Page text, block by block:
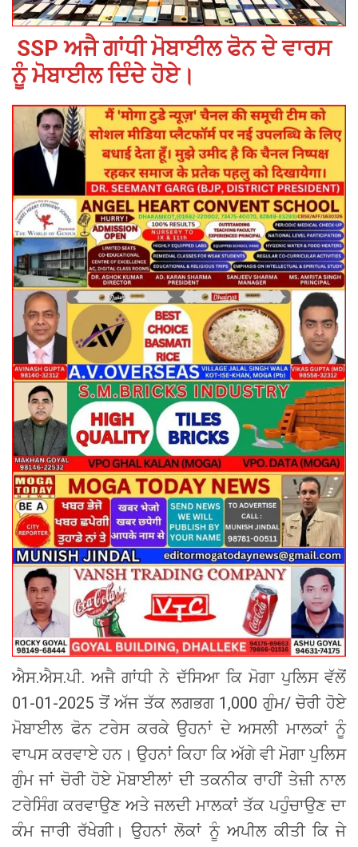
SSP ਅਜੈ ਗਾਂਧੀ ਮੋਬਾਈਲ ਫੋਨ ਦੇ ਵਾਰਸ
ਨੂੰ ਮੋਬਾਈਲ ਦਿੰਦੇ ਹੋਏ।
ਐਸ.ਐਸ.ਪੀ. ਅਜੈ ਗਾਂਧੀ ਨੇ ਦੱਸਿਆ ਕਿ ਮੋਗਾ ਪੁਲਿਸ ਵੱਲੋਂ
01-01-2025 ਤੋਂ ਅੱਜ ਤੱਕ ਲਗਭਗ 1,000 ਗੁੰਮ/ ਚੋਰੀ ਹੋਏ
ਮੋਬਾਈਲ ਫੋਨ ਟਰੇਸ ਕਰਕੇ ਉਹਨਾਂ ਦੇ ਅਸਲੀ ਮਾਲਕਾਂ ਨੂੰ
ਵਾਪਸ ਕਰਵਾਏ ਹਨ। ਉਹਨਾਂ ਕਿਹਾ ਕਿ ਅੱਗੇ ਵੀ ਮੋਗਾ ਪੁਲਿਸ
ਗੁੰਮ ਜਾਂ ਚੋਰੀ ਹੋਏ ਮੋਬਾਈਲਾਂ ਦੀ ਤਕਨੀਕ ਰਾਹੀਂ ਤੇਜ਼ੀ ਨਾਲ
ਟਰੇਸਿੰਗ ਕਰਵਾਉਣ ਅਤੇ ਜਲਦੀ ਮਾਲਕਾਂ ਤੱਕ ਪਹੁੰਚਾਉਣ ਦਾ
ਕੰਮ ਜਾਰੀ ਰੱਖੇਗੀ। ਉਹਨਾਂ ਲੋਕਾਂ ਨੂੰ ਅਪੀਲ ਕੀਤੀ ਕਿ ਜੇ